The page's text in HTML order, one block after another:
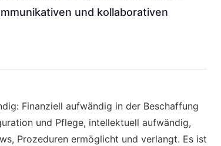
und kollaborativen
Finanziell aufwändig in der Beschaffung
und Pflege, intellektuell aufwändig,
Prozeduren ermöglicht und verlangt. Es ist